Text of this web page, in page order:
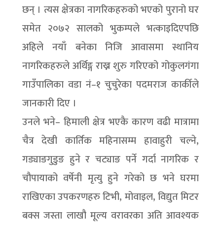
छन् । त्यस क्षेत्रका नागरिकहरुको भएको पुरानो घर
समेत २०७२ सालको भुकम्पले भत्काइदिएपछि
अहिले नयाँ बनेका निजि आवासमा स्थानिय
नागरिकहरुले अर्थिङ्ग राख्न शुरु गरिएको गोकुलगंगा
गाउँपालिका वडा नं–१ चुचुरेका पदमराज कार्कीले
जानकारी दिए ।
उनले भने– हिमाली क्षेत्र भएकै कारण वढी मात्रामा
चैत्र देखी कार्तिक महिनासम्म हावाहुरी चल्ने,
गड्याङगुडुङ हुने र चट्याङ पर्ने गर्दा नागरिक र
चौपायाको वर्षेनी मृत्यु हुने गरेको छ भने घरमा
राखिएका उपकरणहरु टिभी, मोवाइल, विद्युत मिटर
बक्स जस्ता लाखौ मूल्य वरावरका अति आवश्यक